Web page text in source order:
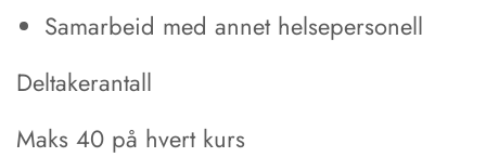
Samarbeid med annet helsepersonell
Deltakerantall
Maks 40 på hvert kurs